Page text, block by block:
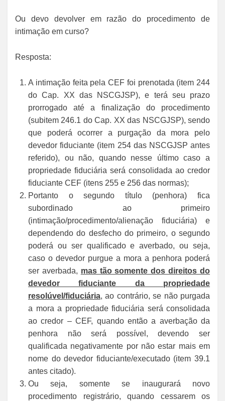
Ou devo devolver em razão do procedimento de
intimação em curso?
Resposta:
A intimação feita pela CEF foi prenotada (item 244
do Cap. XX das NSCGJSP), e terá seu prazo
prorrogado até a finalização do procedimento
(subitem 246.1 do Cap. XX das NSCGJSP), sendo
que poderá ocorrer a purgação da mora pelo
devedor fiduciante (item 254 das NSCGJSP antes
referido), ou não, quando nesse último caso a
propriedade fiduciária será consolidada ao credor
fiduciante CEF (itens 255 e 256 das normas);
Portanto o segundo título (penhora) fica
subordinado ao primeiro
(intimação/procedimento/alienação fiduciária) e
dependendo do desfecho do primeiro, o segundo
poderá ou ser qualificado e averbado, ou seja,
caso o devedor purgue a mora a penhora poderá
ser averbada, mas tão somente dos direitos do
devedor fiduciante da propriedade
resolúvel/fiduciária, ao contrário, se não purgada
a mora a propriedade fiduciária será consolidada
ao credor – CEF, quando então a averbação da
penhora não será possível, devendo ser
qualificada negativamente por não estar mais em
nome do devedor fiduciante/executado (item 39.1
antes citado).
Ou seja, somente se inaugurará novo
procedimento registrário, quando cessarem os